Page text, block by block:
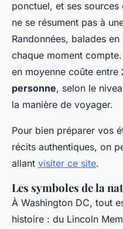
ponctuel, et ses
ne se résument pas à
Randonnées, balades
chaque moment
en moyenne coûte entre
personne, selon le
la manière de voyager.
Pour bien préparer vos
récits authentiques, on
allant visiter ce site.
Les symboles de la
À Washington DC, tout
histoire : du Lincoln